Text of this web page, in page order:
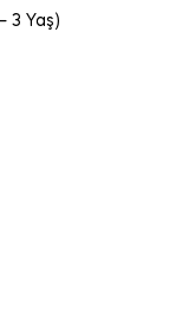
3 Yaş)